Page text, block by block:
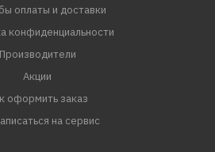
оплаты и доставки
конфиденциальности
Производители
Акции
оформить заказ
на сервис